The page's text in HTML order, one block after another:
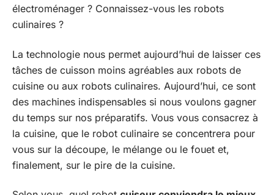
électroménager ? Connaissez-vous les robots
culinaires ?
La technologie nous permet aujourd’hui de laisser ces
tâches de cuisson moins agréables aux robots de
cuisine ou aux robots culinaires. Aujourd’hui, ce sont
des machines indispensables si nous voulons gagner
du temps sur nos préparatifs. Vous vous consacrez à
la cuisine, que le robot culinaire se concentrera pour
vous sur la découpe, le mélange ou le fouet et,
finalement, sur le pire de la cuisine.